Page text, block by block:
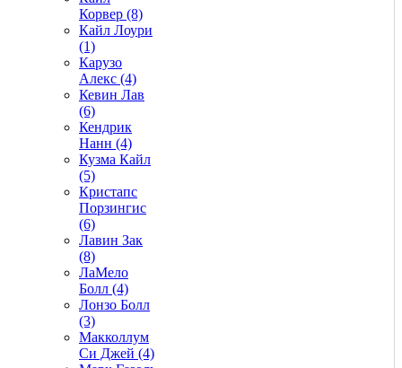
Корвер (8)
Кайл Лоури
(1)
Карузо
Алекс (4)
Кевин Лав
(6)
Кендрик
Нанн (4)
Кузма Кайл
(5)
Кристапс
Порзингис
(6)
Лавин Зак
(8)
ЛаМело
Болл (4)
Лонзо Болл
(3)
Макколлум
Си Джей (4)